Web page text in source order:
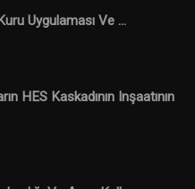
Uygulaması Ve ...
HES Kaskadının Inşaatının